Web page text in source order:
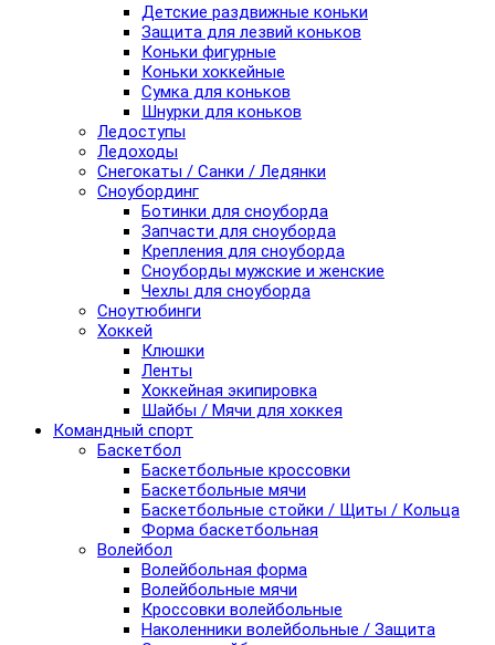
Детские раздвижные коньки
Защита для лезвий коньков
Коньки фигурные
Коньки хоккейные
Сумка для коньков
Шнурки для коньков
Ледоступы
Ледоходы
Снегокаты / Санки / Ледянки
Сноубординг
Ботинки для сноуборда
Запчасти для сноуборда
Крепления для сноуборда
Сноуборды мужские и женские
Чехлы для сноуборда
Сноутюбинги
Хоккей
Клюшки
Ленты
Хоккейная экипировка
Шайбы / Мячи для хоккея
Командный спорт
Баскетбол
Баскетбольные кроссовки
Баскетбольные мячи
Баскетбольные стойки / Щиты / Кольца
Форма баскетбольная
Волейбол
Волейбольная форма
Волейбольные мячи
Кроссовки волейбольные
Наколенники волейбольные / Защита